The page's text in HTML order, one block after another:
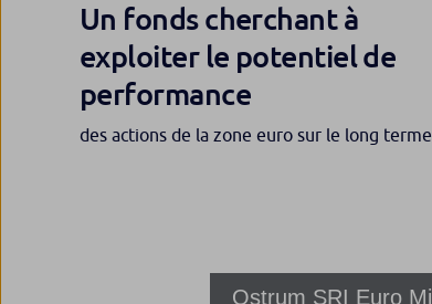
Un fonds cherchant à
exploiter le potentiel de
performance
des actions de la zone euro sur le long terme.